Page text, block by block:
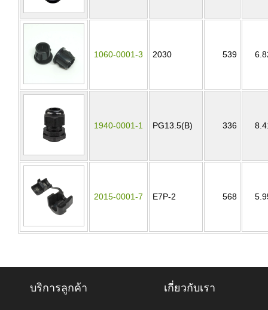
1060-0001-3 2030 539
1940-0001-1 PG13.5(B) 336
2015-0001-7 E7P-2 568
บริการลูกค้า เกี่ยวกับเรา